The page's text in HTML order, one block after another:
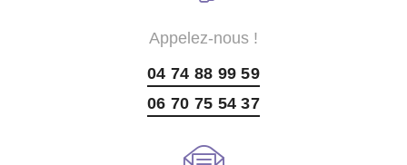
Appelez-nous !
04 74 88 99 59
06 70 75 54 37